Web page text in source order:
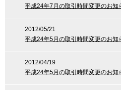
平成24年7月の取引時間変更のお知
2012/05/21
平成24年5月の取引時間変更のお知
2012/04/19
平成24年5月の取引時間変更のお知